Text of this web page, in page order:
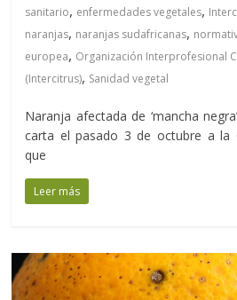
sanitario, enfermedades vegetales,
naranjas, naranjas sudafricanas,
europea, Organización Interprofesional
(Intercitrus), Sanidad vegetal
Naranja afectada de ‘mancha
carta el pasado 3 de octubre a la
que
Leer más